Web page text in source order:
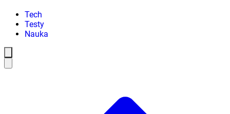
Tech
Testy
Nauka